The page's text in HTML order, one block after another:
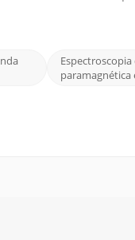
paramagnética